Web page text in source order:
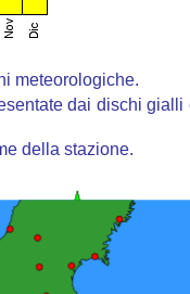
meteorologiche.
dai dischi gialli
della stazione.